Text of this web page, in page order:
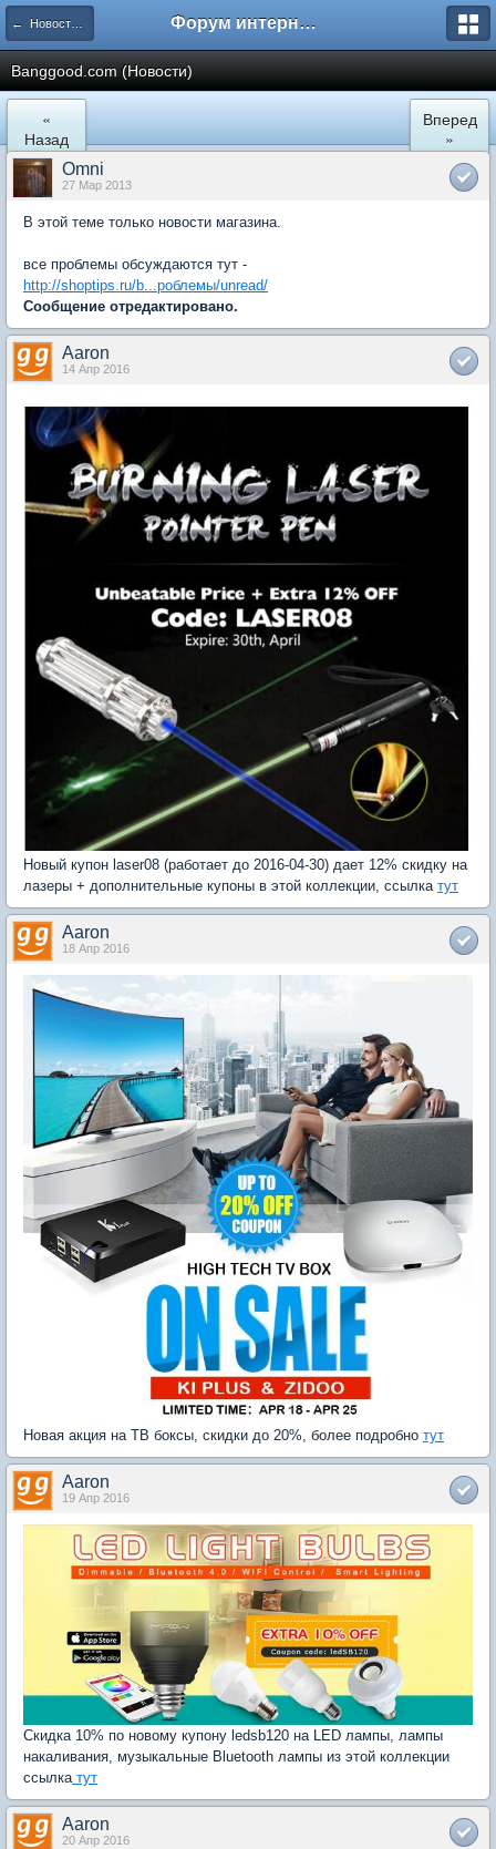
← Новости магазинов Форум интернет покупателей
Banggood.com (Новости)
«
Назад
Вперед
»
Omni
27 Мар 2013
В этой теме только новости магазина.
все проблемы обсуждаются тут -
http://shoptips.ru/b...роблемы/unread/
Сообщение отредактировано.
Aaron
14 Апр 2016
Новый купон laser08 (работает до 2016-04-30) дает 12% скидку на
лазеры + дополнительные купоны в этой коллекции, ссылка тут
Aaron
18 Апр 2016
Новая акция на ТВ боксы, скидки до 20%, более подробно тут
Aaron
19 Апр 2016
Скидка 10% по новому купону ledsb120 на LED лампы, лампы
накаливания, музыкальные Bluetooth лампы из этой коллекции
ссылкатут
Aaron
20 Апр 2016